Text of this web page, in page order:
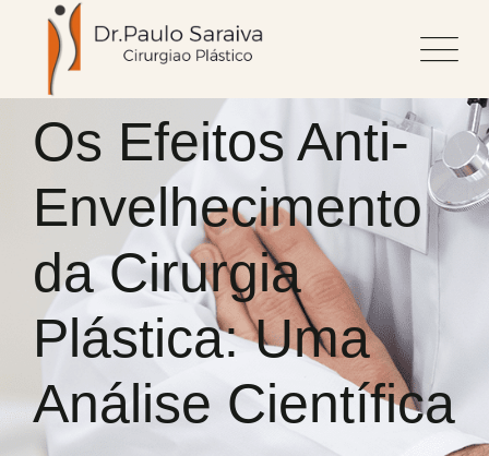
content
Os Efeitos Anti-
Envelhecimento
da Cirurgia
Plástica: Uma
Análise Científica